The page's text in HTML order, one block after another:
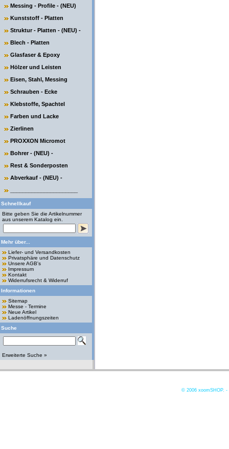
Messing - Profile - (NEU)
Kunststoff - Platten
Struktur - Platten - (NEU) -
Blech - Platten
Glasfaser & Epoxy
Hölzer und Leisten
Eisen, Stahl, Messing
Schrauben - Ecke
Klebstoffe, Spachtel
Farben und Lacke
Zierlinen
PROXXON Micromot
Bohrer - (NEU) -
Rest & Sonderposten
Abverkauf - (NEU) -
Schnellkauf
Bitte geben Sie die Artikelnummer
aus unserem Katalog ein.
Mehr über...
Liefer- und Versandkosten
Privatsphäre und Datenschutz
Unsere AGB's
Impressum
Kontakt
Widerrufsrecht & Widerruf
Informationen
Sitemap
Messe - Termine
Neue Artikel
Ladenöffnungszeiten
Suche
Erweiterte Suche »
© 2006 xoomSHOP. -